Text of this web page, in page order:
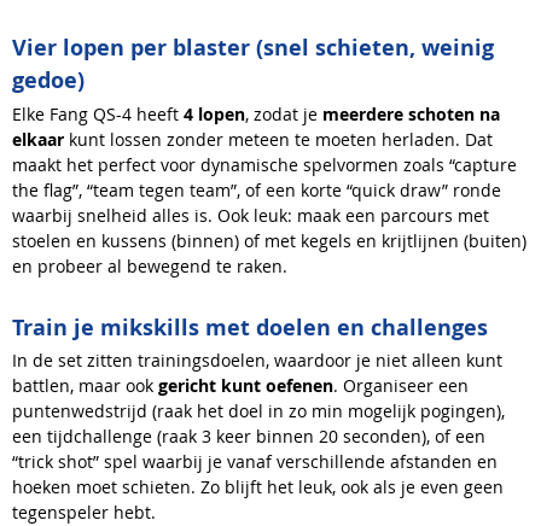
Vier lopen per blaster (snel schieten, weinig
gedoe)
Elke Fang QS-4 heeft 4 lopen, zodat je meerdere schoten na
elkaar kunt lossen zonder meteen te moeten herladen. Dat
maakt het perfect voor dynamische spelvormen zoals “capture
the flag”, “team tegen team”, of een korte “quick draw” ronde
waarbij snelheid alles is. Ook leuk: maak een parcours met
stoelen en kussens (binnen) of met kegels en krijtlijnen (buiten)
en probeer al bewegend te raken.
Train je mikskills met doelen en challenges
In de set zitten trainingsdoelen, waardoor je niet alleen kunt
battlen, maar ook gericht kunt oefenen. Organiseer een
puntenwedstrijd (raak het doel in zo min mogelijk pogingen),
een tijdchallenge (raak 3 keer binnen 20 seconden), of een
“trick shot” spel waarbij je vanaf verschillende afstanden en
hoeken moet schieten. Zo blijft het leuk, ook als je even geen
tegenspeler hebt.